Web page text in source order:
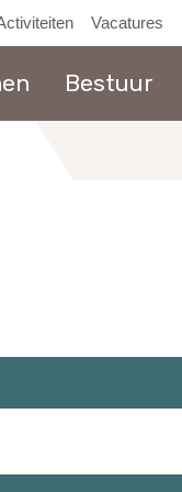
Vacatures
Bestuur